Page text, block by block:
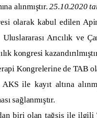
alınmıştır.25.10.2020
olarak kabul edilen
Arıcılık ve
kongresi
Kongrelerine de TAB
ile kayıt altına
sağlanmıştır.
biri olan tağşiş ile